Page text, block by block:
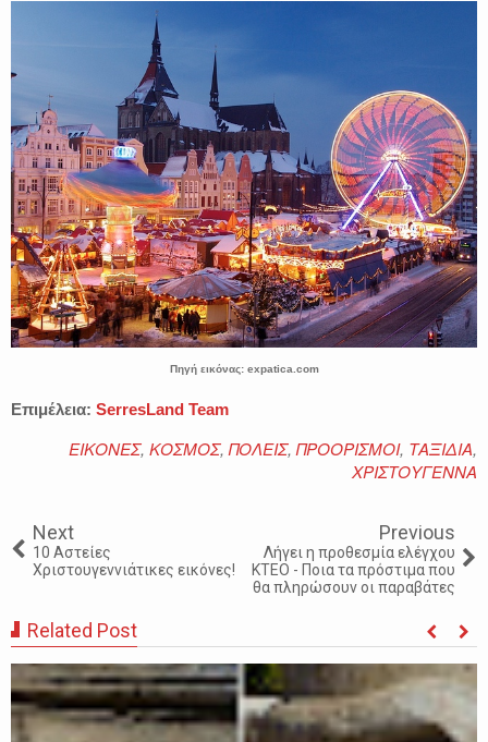
Πηγή εικόνας: expatica.com
Επιμέλεια: SerresLand Team
ΕΙΚΟΝΕΣ, ΚΟΣΜΟΣ, ΠΟΛΕΙΣ, ΠΡΟΟΡΙΣΜΟΙ, ΤΑΞΙΔΙΑ,
ΧΡΙΣΤΟΥΓΕΝΝΑ
Next
10 Αστείες
Χριστουγεννιάτικες εικόνες!
Previous
Λήγει η προθεσμία ελέγχου
ΚΤΕΟ - Ποια τα πρόστιμα που
θα πληρώσουν οι παραβάτες
Related Post